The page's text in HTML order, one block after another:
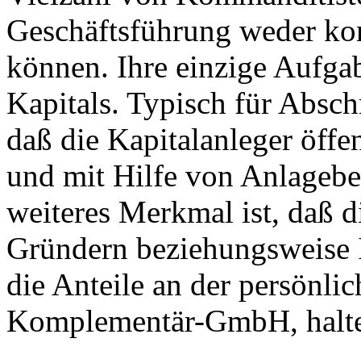
Geschäftsführung weder
können. Ihre einzige
Kapitals. Typisch für
daß die Kapitalanleger
und mit Hilfe von
weiteres Merkmal ist, daß
Gründern
die Anteile an der
Komplementär-GmbH,